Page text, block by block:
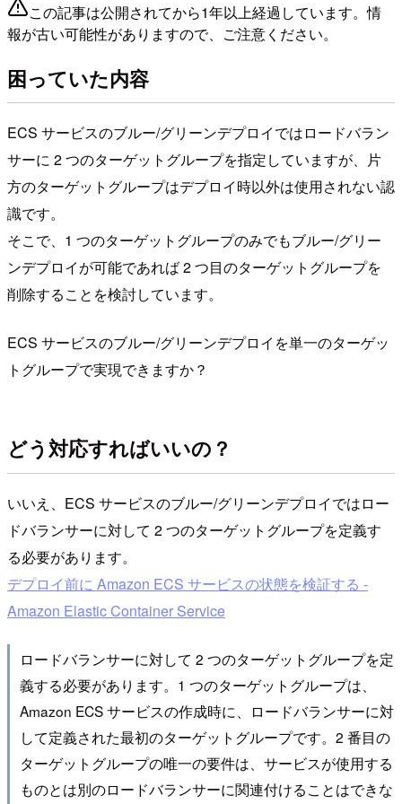
この記事は公開されてから1年以上経過しています。情
報が古い可能性がありますので、ご注意ください。
困っていた内容
ECS サービスのブルー/グリーンデプロイではロードバラン
サーに 2 つのターゲットグループを指定していますが、片
方のターゲットグループはデプロイ時以外は使用されない認
識です。
そこで、1 つのターゲットグループのみでもブルー/グリー
ンデプロイが可能であれば 2 つ目のターゲットグループを
削除することを検討しています。
ECS サービスのブルー/グリーンデプロイを単一のターゲッ
トグループで実現できますか？
どう対応すればいいの？
いいえ、ECS サービスのブルー/グリーンデプロイではロー
ドバランサーに対して 2 つのターゲットグループを定義す
る必要があります。
デプロイ前に Amazon ECS サービスの状態を検証する -
Amazon Elastic Container Service
ロードバランサーに対して 2 つのターゲットグループを定
義する必要があります。1 つのターゲットグループは、
Amazon ECS サービスの作成時に、ロードバランサーに対
して定義された最初のターゲットグループです。2 番目の
ターゲットグループの唯一の要件は、サービスが使用する
ものとは別のロードバランサーに関連付けることはできな